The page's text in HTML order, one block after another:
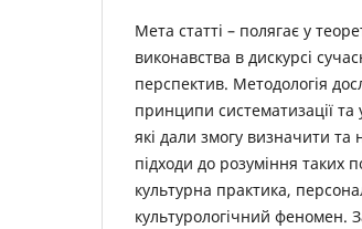
Мета статті – полягає у
виконавства в дискурсі
перспектив. Методологія
принципи систематизації
які дали змогу визначити та
підходи до розуміння таких
культурна практика,
культурологічний феномен.